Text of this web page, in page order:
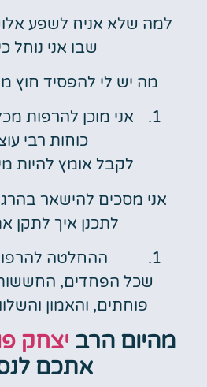
למה שלא אניח לשפע
שבו אני נוחל
מה יש לי להפסיד חוץ
אני מוכן להרפות
כוחות רבי
לקבל אומץ להיות
אני מסכים להישאר
לתכנן איך לתקן
ההחלטה
שכל הפחדים, החששות
פוחתים, והאמון
מהיום הרב יצחק
אתכם